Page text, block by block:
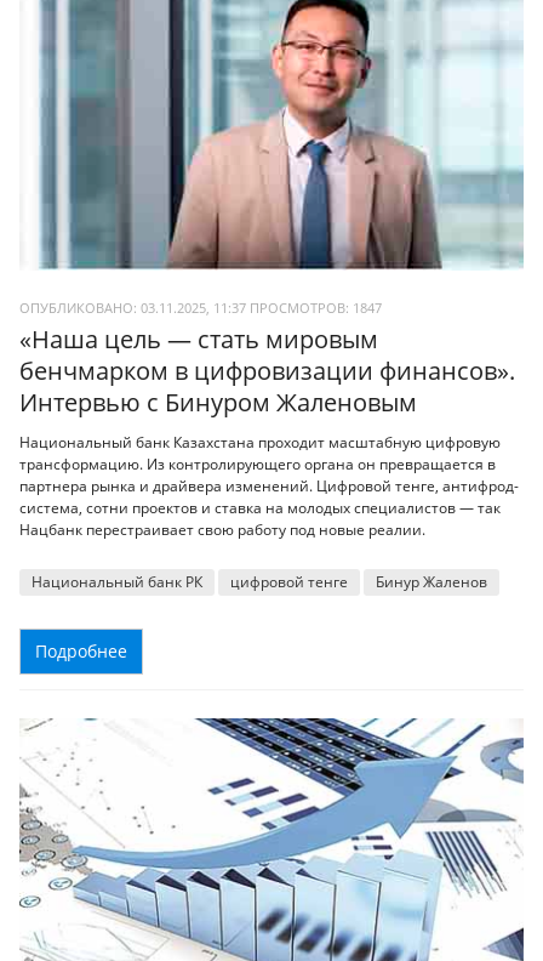
ОПУБЛИКОВАНО: 03.11.2025, 11:37 ПРОСМОТРОВ: 1847
«Наша цель — стать мировым
бенчмарком в цифровизации финансов».
Интервью с Бинуром Жаленовым
Национальный банк Казахстана проходит масштабную цифровую
трансформацию. Из контролирующего органа он превращается в
партнера рынка и драйвера изменений. Цифровой тенге, антифрод-
система, сотни проектов и ставка на молодых специалистов — так
Нацбанк перестраивает свою работу под новые реалии.
Национальный банк РК цифровой тенге Бинур Жаленов
Подробнее